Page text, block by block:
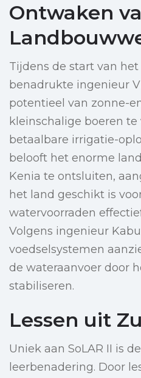
Ontwaken
Tijdens de start van
benadrukte ingenieur
potentieel van zonne-
kleinschalige boeren te
betaalbare irrigatie-
belooft het enorme
Kenia te ontsluiten,
het land geschikt is
watervoorraden
Volgens ingenieur
voedselsystemen
de wateraanvoer door
stabiliseren.
Lessen uit
Uniek aan SoLAR II is
leerbenadering. Door